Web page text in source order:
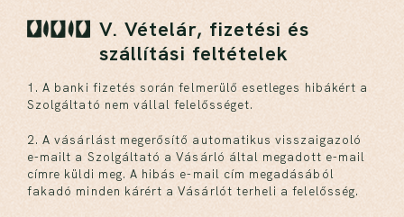
V. Vételár, fizetési és
szállítási feltételek
1. A banki fizetés során felmerülő esetleges hibákért a
Szolgáltató nem vállal felelősséget.
2. A vásárlást megerősítő automatikus visszaigazoló
e-mailt a Szolgáltató a Vásárló által megadott e-mail
címre küldi meg. A hibás e-mail cím megadásából
fakadó minden kárért a Vásárlót terheli a felelősség.